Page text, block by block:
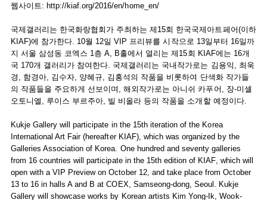
웹사이트: http://kiaf.org/2016/en/home_en/
국제갤러리는 한국화랑협회가 주최하는 제15회 한국국제아트페어(이하
KIAF)에 참가한다. 10월 12일 VIP 프리뷰를 시작으로 13일부터 16일까
지 서울 삼성동 코엑스 1층 A, B홀에서 열리는 제15회 KIAF에는 16개
국 170개 갤러리가 참여한다. 국제갤러리는 국내작가로는 김용익, 최욱
경, 함경아, 김수자, 양혜규, 김홍석의 작품을 비롯하여 단색화 작가들
의 작품들을 주요하게 선보이며, 해외작가로는 아니쉬 카푸어, 장-미셸
오토니엘, 루이스 부르주아, 빌 비올라 등의 작품을 소개할 예정이다.
Kukje Gallery will participate in the 15th iteration of the Korea
International Art Fair (hereafter KIAF), which was organized by the
Galleries Association of Korea. One hundred and seventy galleries
from 16 countries will participate in the 15th edition of KIAF, which will
open with a VIP Preview on October 12, and take place from October
13 to 16 in halls A and B at COEX, Samseong-dong, Seoul. Kukje
Gallery will showcase works by Korean artists Kim Yong-Ik, Wook-